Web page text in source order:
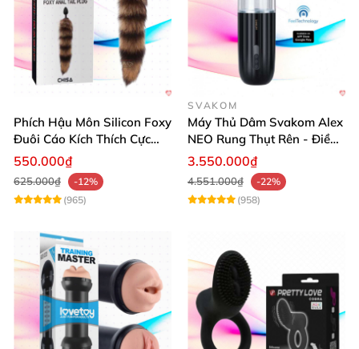
Phích Hậu Môn Silicon Foxy
Đuôi Cáo Kích Thích Cực
Đỉnh
550.000₫
625.000₫
-12%
(965)
SVAKOM
Máy Thủ Dâm Svakom Alex
NEO Rung Thụt Rên - Điều
Khiển App, Siêu Phê
3.550.000₫
4.551.000₫
-22%
(958)